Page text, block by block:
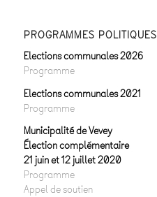
PROGRAMMES POLITIQUES
Elections communales 2026
Programme
Elections communales 2021
Programme
Municipalité de Vevey
Élection complémentaire
21 juin et 12 juillet 2020
Programme
Appel de soutien